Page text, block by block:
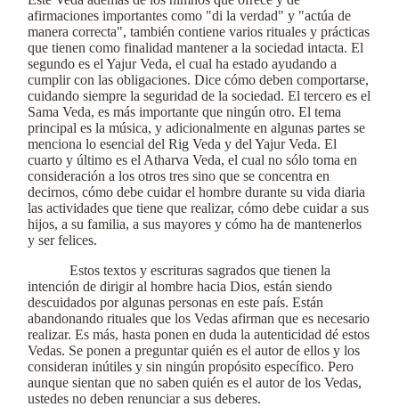
afirmaciones importantes como "di la verdad" y "actúa de
manera correcta", también contiene varios rituales y prácticas
que tienen como finalidad mantener a la sociedad intacta. El
segundo es el Yajur Veda, el cual ha estado ayudando a
cumplir con las obligaciones. Dice cómo deben comportarse,
cuidando siempre la seguridad de la sociedad. El tercero es el
Sama Veda, es más importante que ningún otro. El tema
principal es la música, y adicionalmente en algunas partes se
menciona lo esencial del Rig Veda y del Yajur Veda. El
cuarto y último es el Atharva Veda, el cual no sólo toma en
consideración a los otros tres sino que se concentra en
decirnos, cómo debe cuidar el hombre durante su vida diaria
las actividades que tiene que realizar, cómo debe cuidar a sus
hijos, a su familia, a sus mayores y cómo ha de mantenerlos
y ser felices.
Estos textos y escrituras sagrados que tienen la
intención de dirigir al hombre hacia Dios, están siendo
descuidados por algunas personas en este país. Están
abandonando rituales que los Vedas afirman que es necesario
realizar. Es más, hasta ponen en duda la autenticidad dé estos
Vedas. Se ponen a preguntar quién es el autor de ellos y los
consideran inútiles y sin ningún propósito específico. Pero
aunque sientan que no saben quién es el autor de los Vedas,
ustedes no deben renunciar a sus deberes.